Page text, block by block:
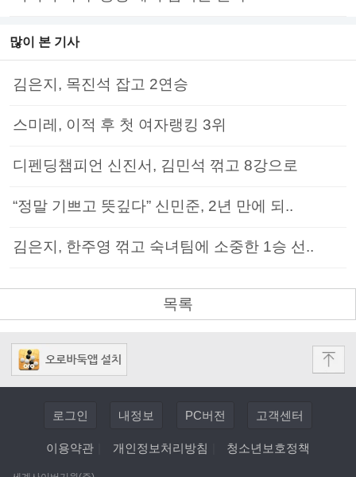
많이 본 기사
김은지, 목진석 잡고 2연승
스미레, 이적 후 첫 여자랭킹 3위
디펜딩챔피언 신진서, 김민석 꺾고 8강으로
“정말 기쁘고 뜻깊다” 신민준, 2년 만에 되..
김은지, 한주영 꺾고 숙녀팀에 소중한 1승 선..
목록
로그인 내정보 PC버전 고객센터
이용약관 개인정보처리방침 청소년보호정책